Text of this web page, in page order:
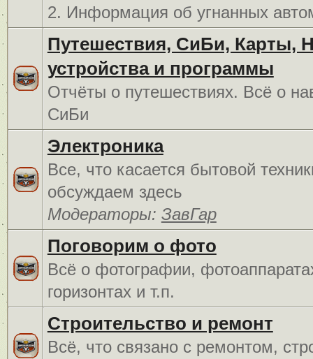
2. Информация об угнанных
Путешествия, СиБи, Карты,
устройства и программы
Отчёты о путешествиях. Всё о
СиБи
Электроника
Все, что касается бытовой
обсуждаем здесь
Модераторы: ЗавГар
Поговорим о фото
Всё о фотографии,
горизонтах и т.п.
Строительство и ремонт
Всё, что связано с ремонтом,